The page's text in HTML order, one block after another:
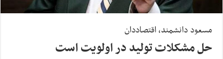
مسعود دانشمند، اقتصاددان
حل مشکلات تولید در اولویت است